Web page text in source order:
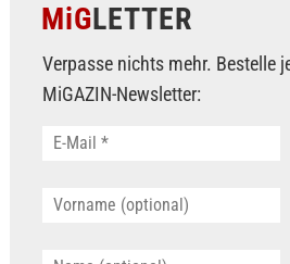
MiGLETTER
Verpasse nichts mehr. Bestelle
MiGAZIN-Newsletter: